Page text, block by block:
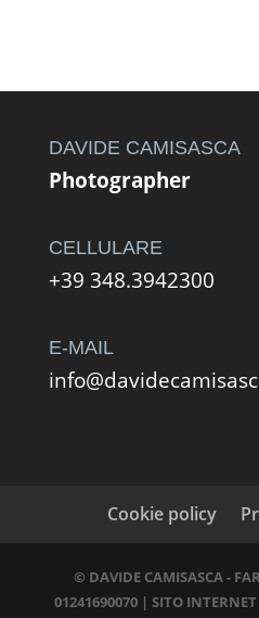
DAVIDE CAMISASCA
Photographer
CELLULARE
+39 348.3942300
E-MAIL
Cookie policy
© DAVIDE CAMISASCA -
01241690070 | SITO